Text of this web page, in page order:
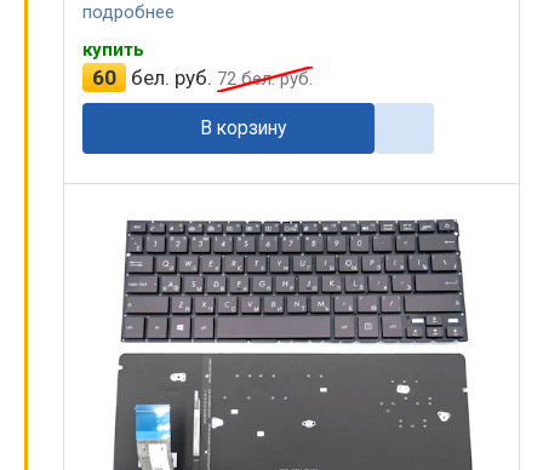
подробнее
купить
60 бел. руб. 72бел. руб.
В корзину